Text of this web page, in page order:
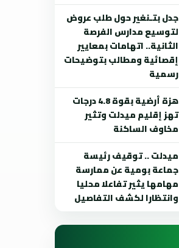
جدل بتـنغير حول طلب عروض
لتوسيع مدارس الفرصة
الثانية.. اتهامات بمعايير
إقصائية ومطالب بتوضيحات
رسمية
هزة أرضية بقوة 4.8 درجات
تهز إقليم ميدلت وتثير
مخاوف الساكنة
ميدلت .. توقيف رئيسة
جماعة بومية عن ممارسة
مهامها يثير تفاعلا محليا
وانتظارا لكشف التفاصيل